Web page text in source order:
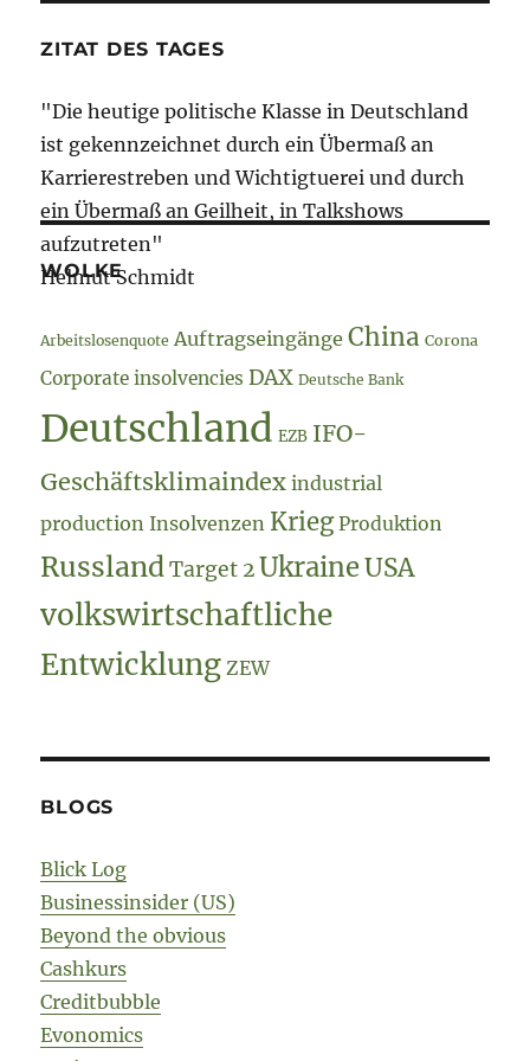
ZITAT DES TAGES
"Die heutige politische Klasse in Deutschland
ist gekennzeichnet durch ein Übermaß an
Karrierestreben und Wichtigtuerei und durch
ein Übermaß an Geilheit, in Talkshows
aufzutreten"
Helmut Schmidt
WOLKE
Arbeitslosenquote Auftragseingänge China Corona
Corporate insolvencies DAX Deutsche Bank
Deutschland EZB IFO-
Geschäftsklimaindex industrial
production Insolvenzen Krieg Produktion
Russland Target 2 Ukraine USA
volkswirtschaftliche
Entwicklung ZEW
BLOGS
Blick Log
Businessinsider (US)
Beyond the obvious
Cashkurs
Creditbubble
Evonomics